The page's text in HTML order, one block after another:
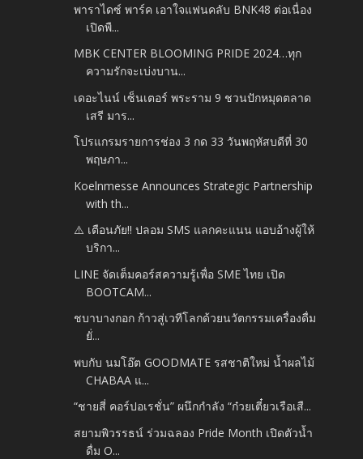
พาราไดซ์ พาร์ค เอาใจแฟนคลับ BNK48 ต่อเนื่อง
เปิดพื...
MBK CENTER BLOOMING PRIDE 2024…ทุก
ความรักจะเบ่งบาน...
เดอะไนน์ เซ็นเตอร์ พระราม 9 ชวนปักหมุดตลาด
เสรี มาร...
โปรแกรมรายการช่อง 3 กด 33 วันพฤหัสบดีที่ 30
พฤษภา...
Koelnmesse Announces Strategic Partnership
with th...
⚠️ เตือนภัย!! ปลอม SMS แลกคะแนน แอบอ้างผู้ให้
บริกา...
LINE จัดเต็มคอร์สความรู้เพื่อ SME ไทย เปิด
BOOTCAM...
ชบาบางกอก ก้าวสู่เวทีโลกด้วยนวัตกรรมเครื่องดื่ม
ยั่...
พบกับ นมโอ๊ต GOODMATE รสชาติใหม่ น้ำผลไม้
CHABAA แ...
“ชายสี่ คอร์ปอเรชั่น” ผนึกกำลัง “ก๋วยเตี๋ยวเรือเสื...
สยามพิวรรธน์ ร่วมฉลอง Pride Month เปิดตัวน้ำ
ดื่ม O...